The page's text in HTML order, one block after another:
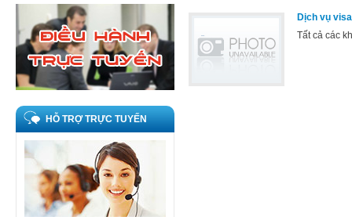
HỖ TRỢ TRỰC TUYẾN
Dịch vụ
Tất cả các